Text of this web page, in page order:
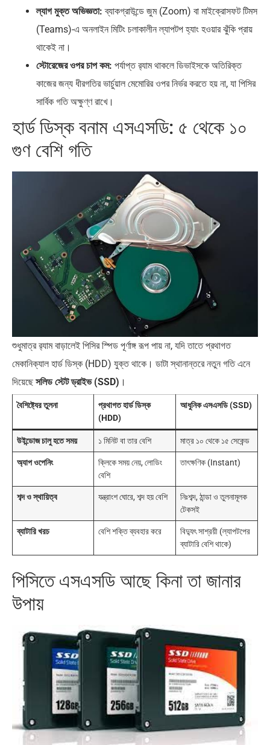
ল্যাগ মুক্ত অভিজ্ঞতা: ব্যাকগ্রাউন্ডে জুম (Zoom) বা মাইক্রোসফট টিমস
(Teams)-এ অনলাইন মিটিং চলাকালীন ল্যাপটপ হ্যাং হওয়ার ঝুঁকি প্রায়
থাকেই না।
স্টোরেজের ওপর চাপ কম: পর্যাপ্ত র‍্যাম থাকলে ডিভাইসকে অতিরিক্ত
কাজের জন্য ধীরগতির ভার্চুয়াল মেমোরির ওপর নির্ভর করতে হয় না, যা পিসির
সার্বিক গতি অক্ষুণ্ণ রাখে।
হার্ড ডিস্ক বনাম এসএসডি: ৫ থেকে ১০
গুণ বেশি গতি
শুধুমাত্র র‍্যাম বাড়ালেই পিসির স্পিড পূর্ণাঙ্গ রূপ পায় না, যদি তাতে প্রথাগত
মেকানিক্যাল হার্ড ডিস্ক (HDD) যুক্ত থাকে। ডাটা স্থানান্তরে নতুন গতি এনে
দিয়েছেসলিড স্টেট ড্রাইভ (SSD) ।
বৈশিষ্ট্যের তুলনা
প্রথাগত হার্ড ডিস্ক
(HDD)
আধুনিক এসএসডি (SSD)
উইন্ডোজ চালু হতে সময় ১ মিনিট বা তার বেশি মাত্র ১০ থেকে ১৫ সেকেন্ড
অ্যাপ ওপেনিং
ক্লিকে সময় নেয়, লোডিং
বেশি
তাৎক্ষণিক (Instant)
শব্দ ও স্থায়িত্ব যন্ত্রাংশ ঘোরে, শব্দ হয় বেশি
নিঃশব্দ, ঠান্ডা ও তুলনামূলক
টেকসই
ব্যাটারি খরচ বেশি শক্তি ব্যবহার করে
বিদ্যুৎ সাশ্রয়ী (ল্যাপটপের
ব্যাটারি বেশি থাকে)
পিসিতে এসএসডি আছে কিনা তা জানার
উপায়